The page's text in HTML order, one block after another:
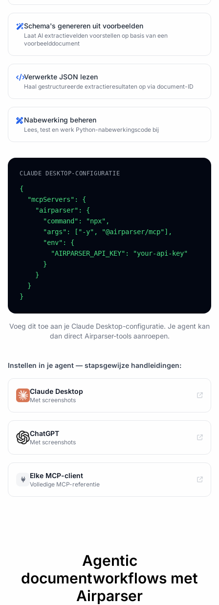
Schema's genereren uit voorbeelden
Laat AI extractievelden voorstellen op basis van een
voorbeelddocument
Verwerkte JSON lezen
Haal gestructureerde extractieresultaten op via document-ID
Nabewerking beheren
Lees, test en werk Python-nabewerkingscode bij
CLAUDE DESKTOP-CONFIGURATIE
{
  "mcpServers": {
    "airparser": {
      "command": "npx",
      "args": ["-y", "@airparser/mcp"],
      "env": {
        "AIRPARSER_API_KEY": "your-api-key"
      }
    }
  }
}
Voeg dit toe aan je Claude Desktop-configuratie. Je agent kan
dan direct Airparser-tools aanroepen.
Instellen in je agent — stapsgewijze handleidingen:
Claude Desktop
Met screenshots
ChatGPT
Met screenshots
Elke MCP-client
Volledige MCP-referentie
Agentic
documentworkflows met
Airparser